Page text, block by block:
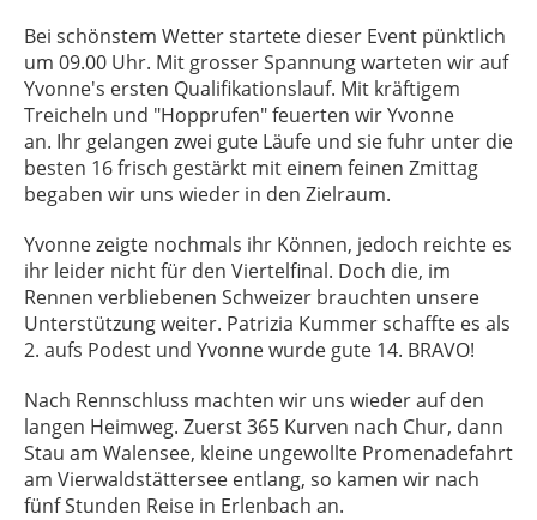
Bei schönstem Wetter startete dieser Event pünktlich
um 09.00 Uhr. Mit grosser Spannung warteten wir auf
Yvonne's ersten Qualifikationslauf. Mit kräftigem
Treicheln und "Hopprufen" feuerten wir Yvonne
an. Ihr gelangen zwei gute Läufe und sie fuhr unter die
besten 16 frisch gestärkt mit einem feinen Zmittag
begaben wir uns wieder in den Zielraum.
Yvonne zeigte nochmals ihr Können, jedoch reichte es
ihr leider nicht für den Viertelfinal. Doch die, im
Rennen verbliebenen Schweizer brauchten unsere
Unterstützung weiter. Patrizia Kummer schaffte es als
2. aufs Podest und Yvonne wurde gute 14. BRAVO!
Nach Rennschluss machten wir uns wieder auf den
langen Heimweg. Zuerst 365 Kurven nach Chur, dann
Stau am Walensee, kleine ungewollte Promenadefahrt
am Vierwaldstättersee entlang, so kamen wir nach
fünf Stunden Reise in Erlenbach an.